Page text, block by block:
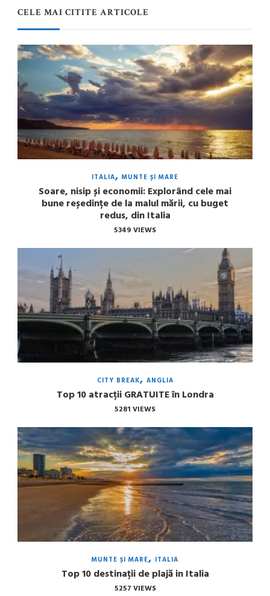
CELE MAI CITITE ARTICOLE
ITALIA MUNTE ȘI MARE
Soare, nisip și economii: Explorând cele mai
bune reședințe de la malul mării, cu buget
redus, din Italia
5349 VIEWS
CITY BREAK ANGLIA
Top 10 atracții GRATUITE în Londra
5281 VIEWS
MUNTE ȘI MARE ITALIA
Top 10 destinații de plajă in Italia
5257 VIEWS